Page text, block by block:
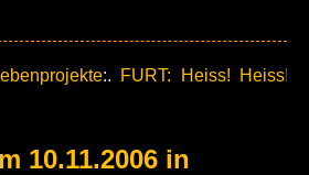
:. FURT: Heiss! Heiss!
10.11.2006 in